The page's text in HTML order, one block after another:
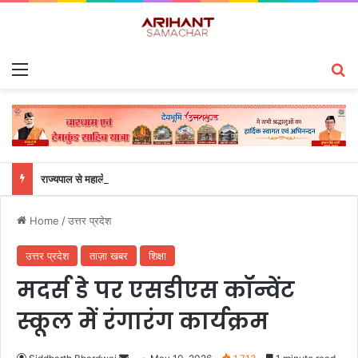
राज्यपाल से महालेखाकार, लेखापरीक्षा उत्तराखंड संजीव कुमार ने की शिष्टाचार भेंट
Home /उत्तर प्रदेश
उत्तर प्रदेश ताज़ा खबर शिक्षा
मदर्स डे पर एसडीएस कॉन्वेंट
स्कूल में रंगारंग कार्यक्रम